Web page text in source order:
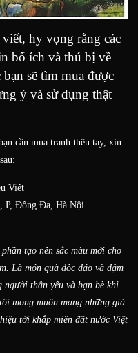
hy vọng rằng các
bổ ích và thú bị về
sẽ tìm mua được
ý và sử dụng thật
cần mua tranh thêu tay, xin
Việt
Đống Đa, Hà Nội.
tạo nên sắc màu mới cho
Là món quà độc đáo và đậm
người thân yêu và bạn bè khi
mong muốn mang những giá
tới khắp miền đất nước Việt